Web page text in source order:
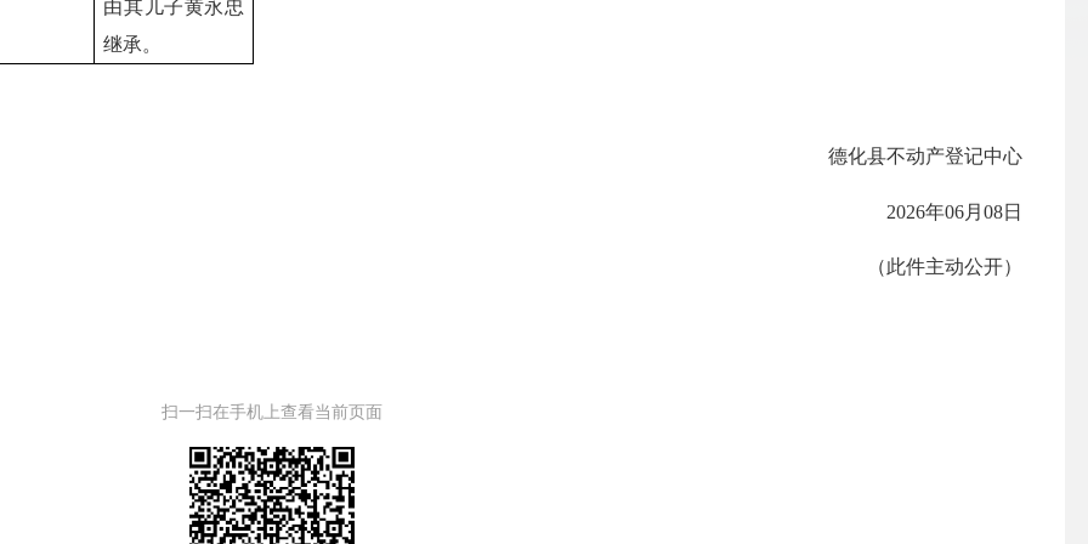
由其儿子黄永忠
继承。
德化县不动产登记中心
2026年06月 08日
（此件主动公开）
扫一扫在手机上查看当前页面